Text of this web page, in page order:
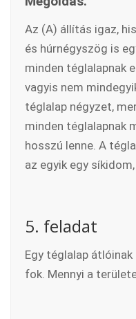
Az (A) állítás igaz,
és húrnégyszög is
minden téglalapnak
vagyis nem
téglalap négyzet,
minden téglalapnak
hosszú lenne. A
az egyik egy
5. feladat
Egy téglalap
fok. Mennyi a